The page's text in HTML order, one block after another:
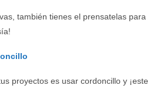
también tienes el prensatelas para
proyectos es usar cordoncillo y ¡este